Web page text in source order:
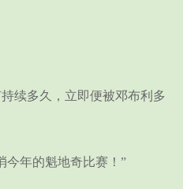
多久，立即便被邓布利多
年的魁地奇比赛！”